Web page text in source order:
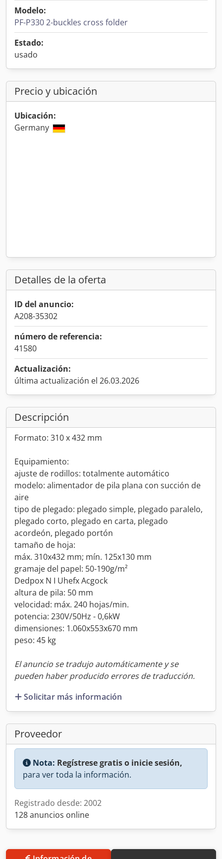
Modelo:
PF-P330 2-buckles cross folder
Estado:
usado
Precio y ubicación
Ubicación:
Germany
Detalles de la oferta
ID del anuncio:
A208-35302
número de referencia:
41580
Actualización:
última actualización el 26.03.2026
Descripción
Formato: 310 x 432 mm
Equipamiento:
ajuste de rodillos: totalmente automático
modelo: alimentador de pila plana con succión de
aire
tipo de plegado: plegado simple, plegado paralelo,
plegado corto, plegado en carta, plegado
acordeón, plegado portón
tamaño de hoja:
máx. 310x432 mm; mín. 125x130 mm
gramaje del papel: 50-190g/m²
Dedpox N I Uhefx Acgock
altura de pila: 50 mm
velocidad: máx. 240 hojas/min.
potencia: 230V/50Hz - 0,6kW
dimensiones: 1.060x553x670 mm
peso: 45 kg
El anuncio se tradujo automáticamente y se
pueden haber producido errores de traducción.
Solicitar más información
Proveedor
Nota: Regístrese gratis o inicie sesión,
para ver toda la información.
Registrado desde: 2002
128 anuncios online